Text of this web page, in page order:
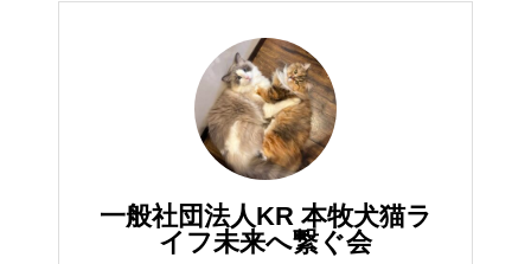
一般社団法人KR 本牧犬猫ラ
イフ未来へ繋ぐ会